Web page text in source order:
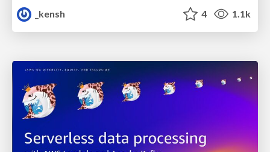
_kensh
4 1.1k